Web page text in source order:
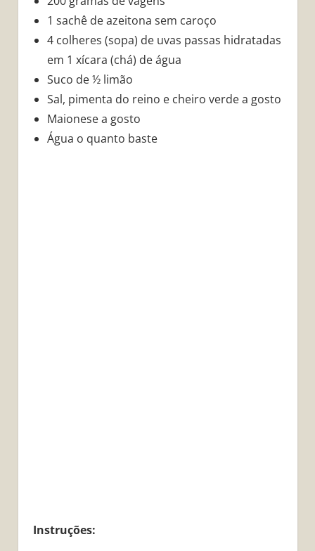
1 sachê de azeitona sem caroço
4 colheres (sopa) de uvas passas hidratadas
em 1 xícara (chá) de água
Suco de ½ limão
Sal, pimenta do reino e cheiro verde a gosto
Maionese a gosto
Água o quanto baste
Instruções: